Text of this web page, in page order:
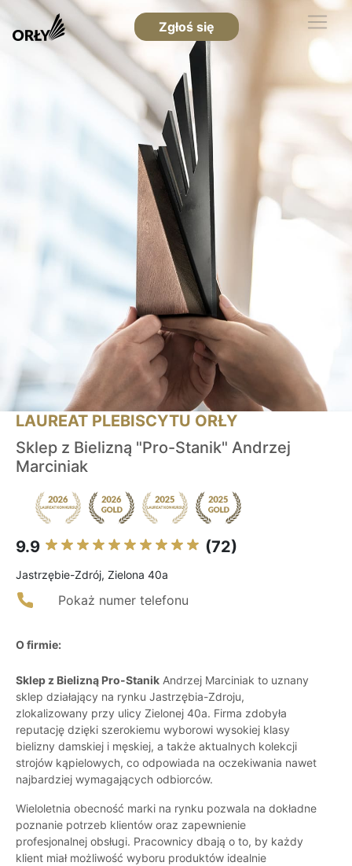
Zgłoś się
LAUREAT PLEBISCYTU ORŁY
Sklep z Bielizną "Pro-Stanik" Andrzej
Marciniak
9.9 (72)
Jastrzębie-Zdrój, Zielona 40a
Pokaż numer telefonu
O firmie:
Sklep z Bielizną Pro-Stanik Andrzej Marciniak to uznany
sklep działający na rynku Jastrzębia-Zdroju,
zlokalizowany przy ulicy Zielonej 40a. Firma zdobyła
reputację dzięki szerokiemu wyborowi wysokiej klasy
bielizny damskiej i męskiej, a także aktualnych kolekcji
strojów kąpielowych, co odpowiada na oczekiwania nawet
najbardziej wymagających odbiorców.
Wieloletnia obecność marki na rynku pozwala na dokładne
poznanie potrzeb klientów oraz zapewnienie
profesjonalnej obsługi. Pracownicy dbają o to, by każdy
klient miał możliwość wyboru produktów idealnie